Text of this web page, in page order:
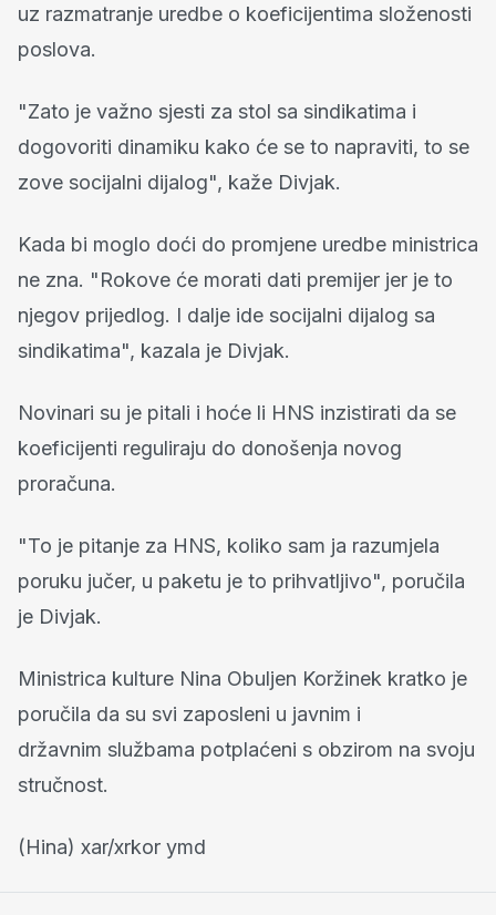
uz razmatranje uredbe o koeficijentima složenosti
poslova.
"Zato je važno sjesti za stol sa sindikatima i
dogovoriti dinamiku kako će se to napraviti, to se
zove socijalni dijalog", kaže Divjak.
Kada bi moglo doći do promjene uredbe ministrica
ne zna. "Rokove će morati dati premijer jer je to
njegov prijedlog. I dalje ide socijalni dijalog sa
sindikatima", kazala je Divjak.
Novinari su je pitali i hoće li HNS inzistirati da se
koeficijenti reguliraju do donošenja novog
proračuna.
"To je pitanje za HNS, koliko sam ja razumjela
poruku jučer, u paketu je to prihvatljivo", poručila
je Divjak.
Ministrica kulture Nina Obuljen Koržinek kratko je
poručila da su svi zaposleni u javnim i
državnim službama potplaćeni s obzirom na svoju
stručnost.
(Hina) xar/xrkor ymd